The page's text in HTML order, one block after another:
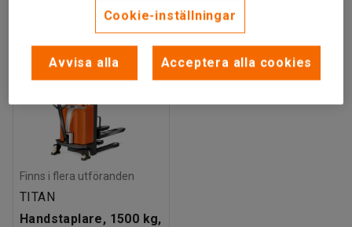
Finns i flera utföranden
TITAN
Handstaplare, 1500 kg,
Cookie-inställningar
Avvisa alla Acceptera alla cookies